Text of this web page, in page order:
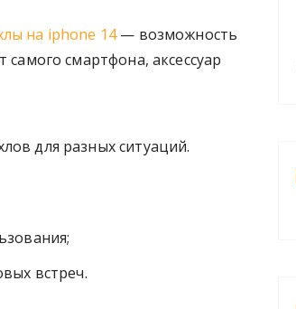
на iphone 14— возможность
смартфона, аксессуар
для разных ситуаций.
встреч.